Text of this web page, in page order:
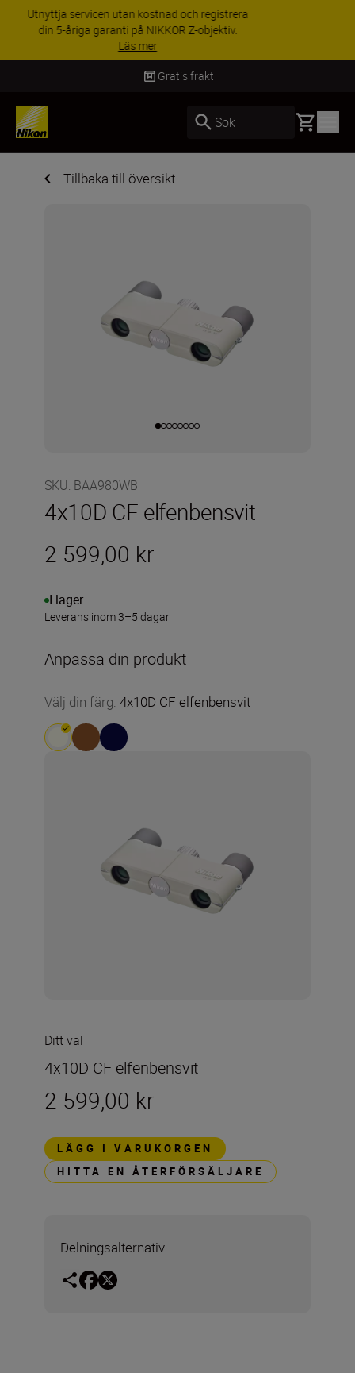
RABATT PÅ TILLBEHÖR | Få 15 % rabatt på
utvalda tillbehör, komplettera din utrustning i
dag
Gratis frakt
Sök Basket
Tillbaka till översikt
SKU: BAA980WB
4x10D CF elfenbensvit
2 599,00 kr
I lager
Leverans inom 3–5 dagar
Anpassa din produkt
Välj din färg: 4x10D CF elfenbensvit
Ditt val
4x10D CF elfenbensvit
2 599,00 kr
LÄGG I VARUKORGEN
HITTA EN ÅTERFÖRSÄLJARE
Delningsalternativ